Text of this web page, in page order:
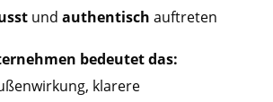
und authentisch auftreten
bedeutet das:
klarere